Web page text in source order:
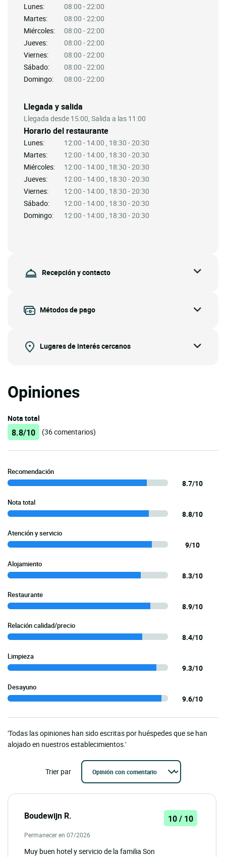
Lunes:
08:00 - 22:00
Martes:
08:00 - 22:00
Miércoles:
08:00 - 22:00
Jueves:
08:00 - 22:00
Viernes:
08:00 - 22:00
Sábado:
08:00 - 22:00
Domingo:
08:00 - 22:00
Llegada y salida
Llegada desde 15:00, Salida a las 11:00
Horario del restaurante
Lunes:
12:00 - 14:00 , 18:30 - 20:30
Martes:
12:00 - 14:00 , 18:30 - 20:30
Miércoles:
12:00 - 14:00 , 18:30 - 20:30
Jueves:
12:00 - 14:00 , 18:30 - 20:30
Viernes:
12:00 - 14:00 , 18:30 - 20:30
Sábado:
12:00 - 14:00 , 18:30 - 20:30
Domingo:
12:00 - 14:00 , 18:30 - 20:30
Recepción y contacto
Métodos de pago
Lugares de interés cercanos
Opiniones
Nota total
8.8/10 (36 comentarios)
Recomendación
8.7/10
Nota total
8.8/10
Atención y servicio
9/10
Alojamiento
8.3/10
Restaurante
8.9/10
Relación calidad/precio
8.4/10
Limpieza
9.3/10
Desayuno
9.6/10
'Todas las opiniones han sido escritas por huéspedes que se han
alojado en nuestros establecimientos.'
Trier par
Boudewijn R. 10 / 10
Permanecer en 07/2026
Muy buen hotel y servicio de la familia Son